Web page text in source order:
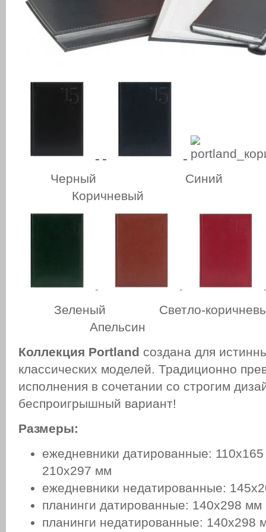
Черный Синий
Коричневый
Зеленый Светло-
Апельсин
Коллекция Portland создана для
классических моделей. Традиционно
исполнения в сочетании со строгим
беспроигрышный вариант!
Размеры:
ежедневники датированные:
210х297 мм
ежедневники недатированные:
планинги датированные: 140х298 мм
планинги недатированные: 140х298